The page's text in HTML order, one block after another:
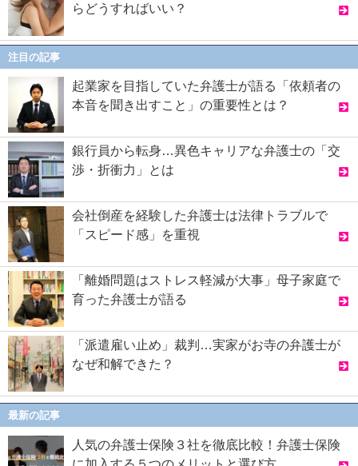
らどうすればいい？
注目の記事
起業家を目指していた弁護士が語る「依頼者の
本音を聞き出すこと」の重要性とは？
銀行員から転身…異色キャリアな弁護士の「交
渉・折衝力」とは
会社倒産を経験した弁護士は法律トラブルで
「スピード感」を重視
「離婚問題はストレス軽減が大事」母子家庭で
育った弁護士が語る
「派遣雇い止め」裁判…実家がお寺の弁護士が
なぜ和解できた？
最新の記事
人気の弁護士保険３社を徹底比較！弁護士保険